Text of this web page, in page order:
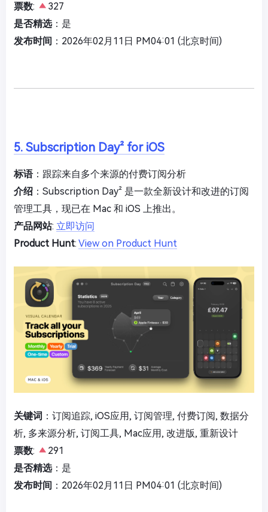
票数:
327
是否精选：是
发布时间 ：2026年02月11日 PM04:01 (北京时间)
5. Subscription Day² for iOS
标语：跟踪来自多个来源的付费订阅分析
介绍 ：Subscription Day² 是一款全新设计和改进的订阅
管理工具，现已在 Mac 和 iOS 上推出。
产品网站: 立即访问
Product Hunt: View on Product Hunt
关键词 ：订阅追踪, iOS应用, 订阅管理, 付费订阅, 数据分
析, 多来源分析, 订阅工具, Mac应用, 改进版, 重新设计
票数:
291
是否精选：是
发布时间 ：2026年02月11日 PM04:01 (北京时间)